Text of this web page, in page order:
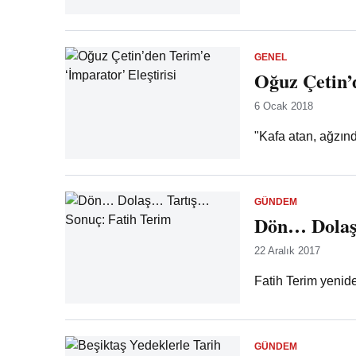
GENEL
Oğuz
6 Ocak 2018
"Kafa atan,
GÜNDEM
Dön…
22 Aralık 2017
Fatih Terim
GÜNDEM